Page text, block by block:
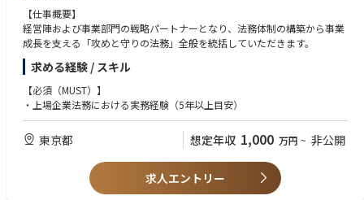
【仕事概要】
経営陣および事業部門の戦略パートナーとなり、法務体制の構築から事業
成長を支える「攻めと守りの法務」全般を統括していただきます。
求める経験 / スキル
【必須（MUST）】
・上場企業法務における実務経験（5年以上目安）
東京都 想定年収 1,000 万円 ~ 非公開
求人エントリー